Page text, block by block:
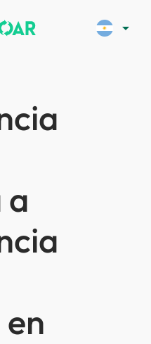
arrow_drop_down
a